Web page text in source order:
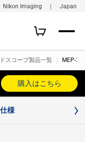
Nikon Imaging ｜ Japan
スコープ製品一覧 MEP-
購入はこちら
様